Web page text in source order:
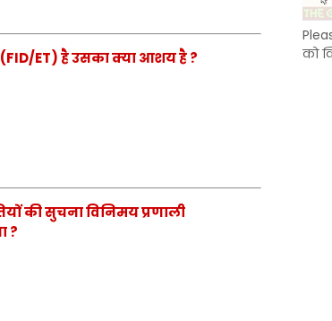
(FID/ET) है उसका क्या आशय है ?
की सुचना विनिमय प्रणाली
?
को